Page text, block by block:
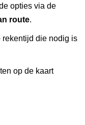
opties via de
route.
die nodig is
op de kaart